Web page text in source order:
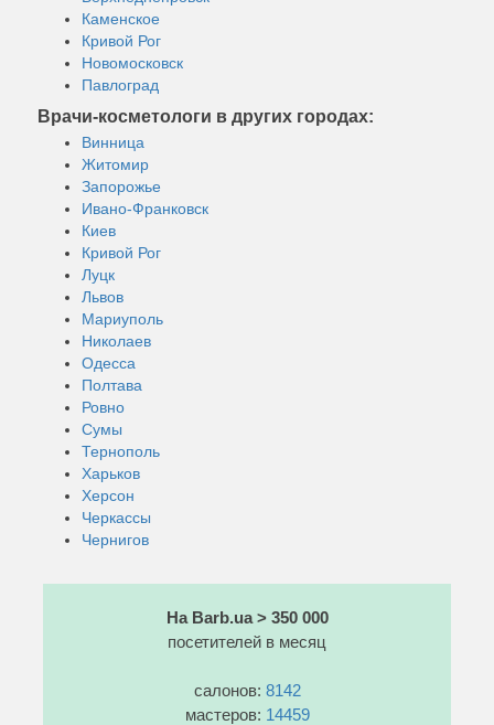
Каменское
Кривой Рог
Новомосковск
Павлоград
Врачи-косметологи в других городах:
Винница
Житомир
Запорожье
Ивано-Франковск
Киев
Кривой Рог
Луцк
Львов
Мариуполь
Николаев
Одесса
Полтава
Ровно
Сумы
Тернополь
Харьков
Херсон
Черкассы
Чернигов
На Barb.ua > 350 000
посетителей в месяц
салонов: 8142
мастеров: 14459